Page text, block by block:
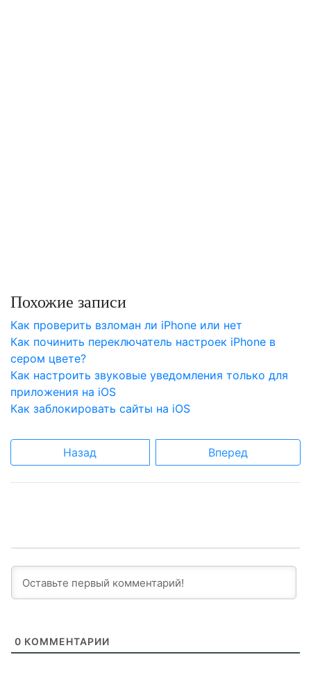
Похожие записи
Как проверить взломан ли iPhone или нет
Как починить переключатель настроек iPhone в
сером цвете?
Как настроить звуковые уведомления только для
приложения на iOS
Как заблокировать сайты на iOS
Назад Вперед
0 КОММЕНТАРИИ